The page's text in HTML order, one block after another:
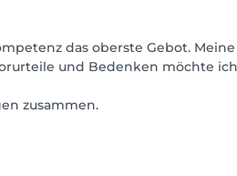
das oberste Gebot.
und Bedenken möchte
zusammen.